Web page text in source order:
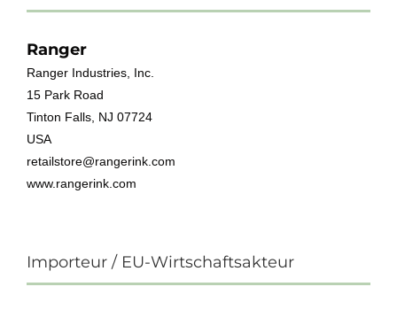
Ranger
Ranger Industries, Inc.
15 Park Road
Tinton Falls, NJ 07724
USA
retailstore@rangerink.com
www.rangerink.com
Importeur / EU-Wirtschaftsakteur